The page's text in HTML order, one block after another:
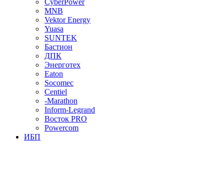
CyberPower
MNB
Vektor Energy
Yuasa
SUNTEK
Бастион
ДПК
Энерготех
Eaton
Socomec
Centiel
-Marathon
Inform-Legrand
Восток PRO
Powercom
ИБП